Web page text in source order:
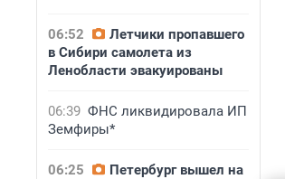
06:52
Летчики пропавшего
в Сибири самолета из
Ленобласти эвакуированы
06:39 ФНС ликвидировала ИП
Земфиры*
06:25
Петербург вышел на